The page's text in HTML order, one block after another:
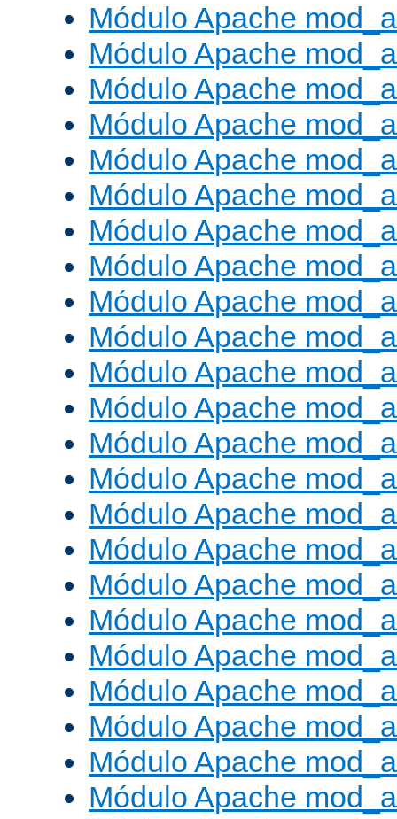
Módulo Apache
Módulo Apache
Módulo Apache
Módulo Apache
Módulo Apache
Módulo Apache
Módulo Apache
Módulo Apache
Módulo Apache
Módulo Apache
Módulo Apache
Módulo Apache
Módulo Apache
Módulo Apache
Módulo Apache
Módulo Apache
Módulo Apache
Módulo Apache
Módulo Apache
Módulo Apache
Módulo Apache
Módulo Apache
Módulo Apache